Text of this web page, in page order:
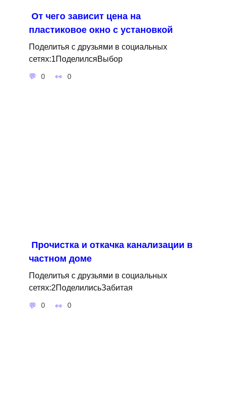
От чего зависит цена на
пластиковое окно с установкой
Поделитья с друзьями в социальных
сетях:1ПоделилсяВыбор
0 0
Прочистка и откачка канализации в
частном доме
Поделитья с друзьями в социальных
сетях:2ПоделилисьЗабитая
0 0